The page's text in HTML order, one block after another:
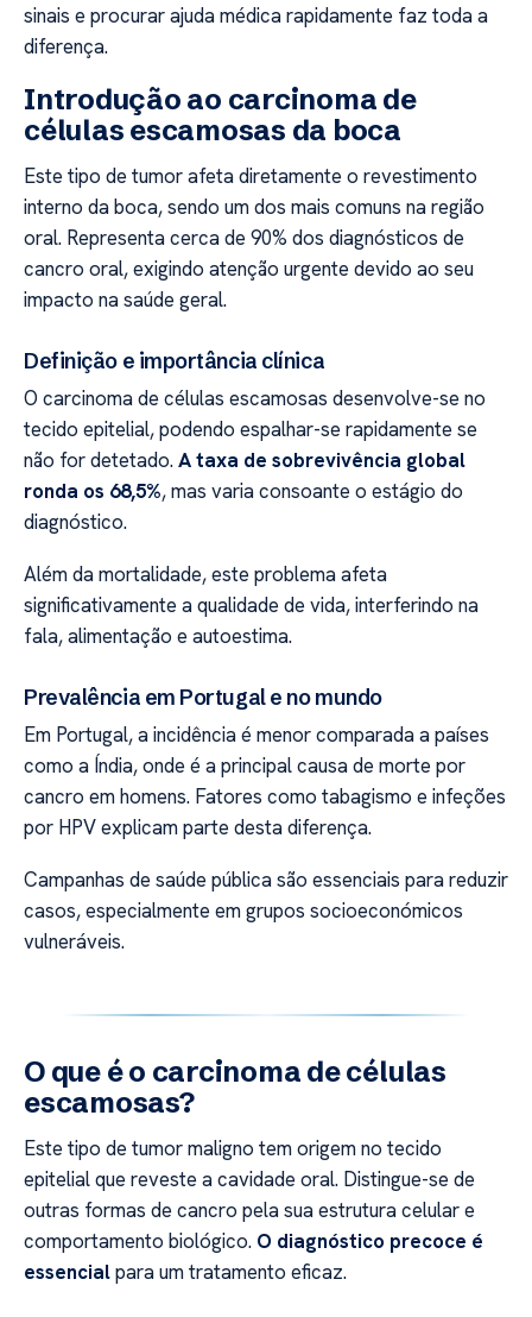
sinais e procurar ajuda médica rapidamente faz toda a
diferença.
Introdução ao carcinoma de
células escamosas da boca
Este tipo de tumor afeta diretamente o revestimento
interno da boca, sendo um dos mais comuns na região
oral. Representa cerca de 90% dos diagnósticos de
cancro oral, exigindo atenção urgente devido ao seu
impacto na saúde geral.
Definição e importância clínica
O carcinoma de células escamosas desenvolve-se no
tecido epitelial, podendo espalhar-se rapidamente se
não for detetado.A taxa de sobrevivência global
ronda os 68,5%, mas varia consoante o estágio do
diagnóstico.
Além da mortalidade, este problema afeta
significativamente a qualidade de vida, interferindo na
fala, alimentação e autoestima.
Prevalência em Portugal e no mundo
Em Portugal, a incidência é menor comparada a países
como a Índia, onde é a principal causa de morte por
cancro em homens. Fatores como tabagismo e infeções
por HPV explicam parte desta diferença.
Campanhas de saúde pública são essenciais para reduzir
casos, especialmente em grupos socioeconómicos
vulneráveis.
O que é o carcinoma de células
escamosas?
Este tipo de tumor maligno tem origem no tecido
epitelial que reveste a cavidade oral. Distingue-se de
outras formas de cancro pela sua estrutura celular e
comportamento biológico. O diagnóstico precoce é
essencialpara um tratamento eficaz.